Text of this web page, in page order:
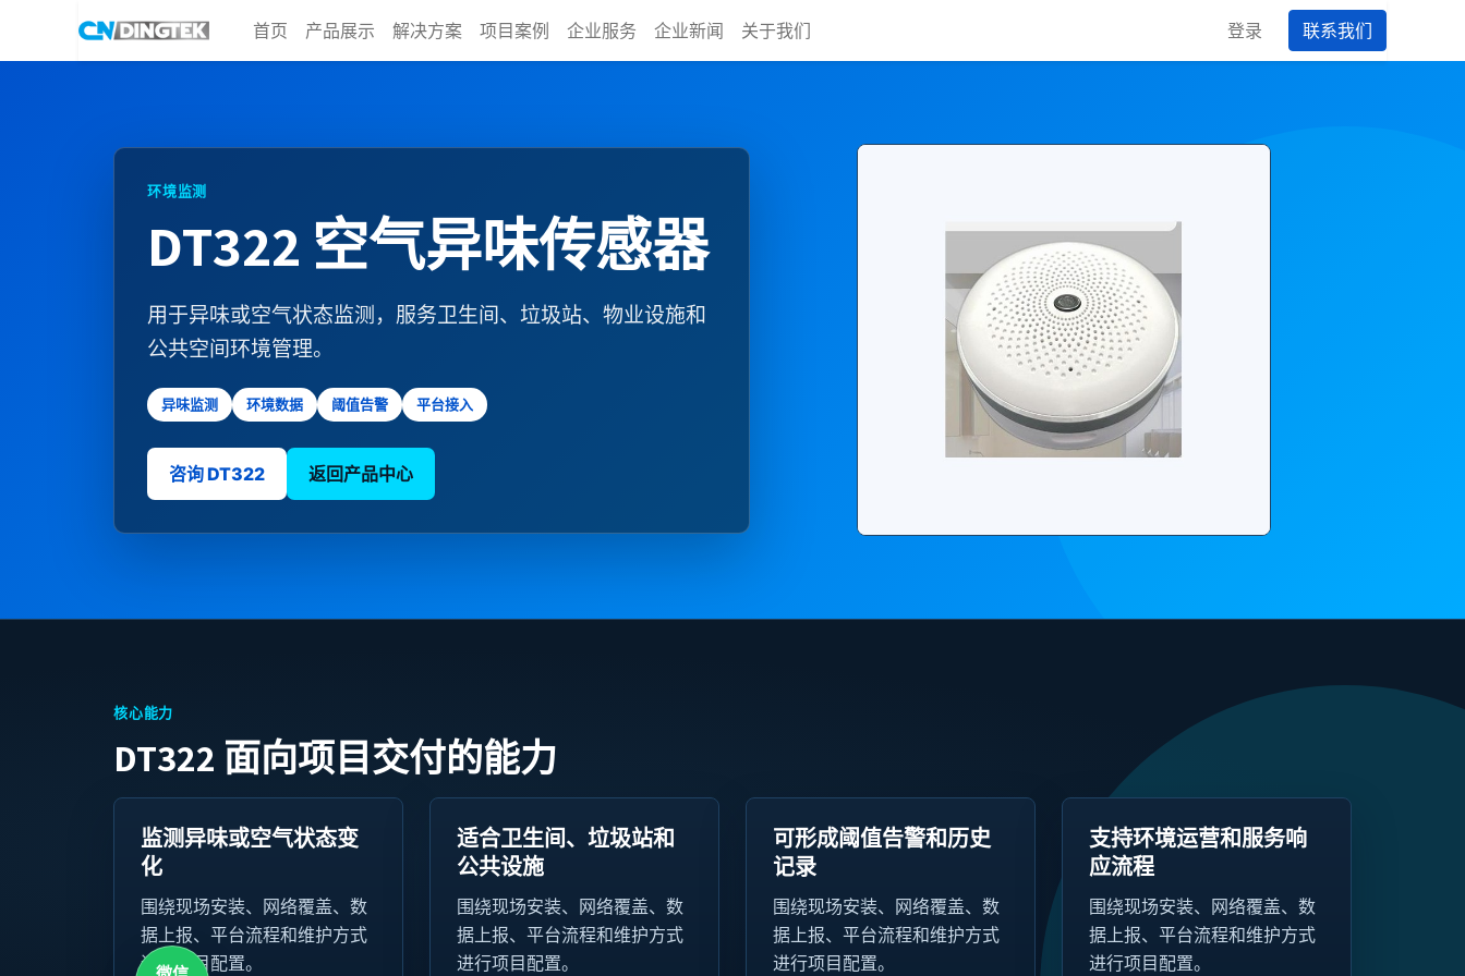
首页 产品展示 解决方案 项目案例 企业服务 企业新闻 关于我们 登录 联系我们
环境监测
DT322 空气异味传感器
用于异味或空气状态监测，服务卫生间、垃圾站、物业设施和
公共空间环境管理。
异味监测 环境数据 阈值告警 平台接入
咨询 DT322 返回产品中心
核心能力
DT322 面向项目交付的能力
监测异味或空气状态变
化
围绕现场安装、网络覆盖、数
据上报、平台流程和维护方式
进行项目配置。
适合卫生间、垃圾站和
公共设施
围绕现场安装、网络覆盖、数
据上报、平台流程和维护方式
进行项目配置。
可形成阈值告警和历史
记录
围绕现场安装、网络覆盖、数
据上报、平台流程和维护方式
进行项目配置。
支持环境运营和服务响
应流程
围绕现场安装、网络覆盖、数
据上报、平台流程和维护方式
进行项目配置。